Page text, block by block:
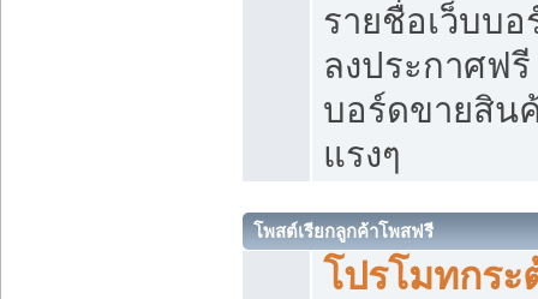
รายชื่อเว็บบ
ลงประกาศฟรี
บอร์ดขายสิน
แรงๆ
โพสต์เรียกลูกค้าโพสฟรี
โปรโมทกร